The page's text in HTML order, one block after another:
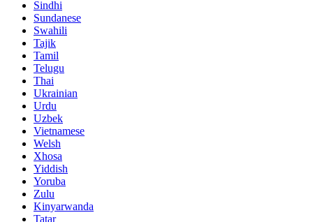
Sindhi
Sundanese
Swahili
Tajik
Tamil
Telugu
Thai
Ukrainian
Urdu
Uzbek
Vietnamese
Welsh
Xhosa
Yiddish
Yoruba
Zulu
Kinyarwanda
Tatar